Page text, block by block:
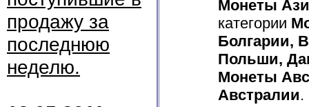
продажу за
последнюю
неделю.
Монеты
категории
Болгарии,
Польши,
Монеты
Австралии.